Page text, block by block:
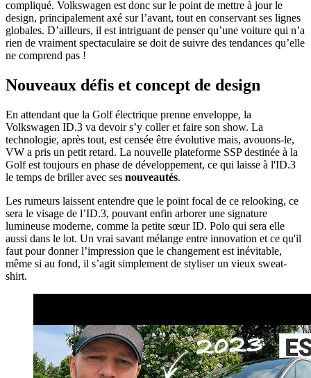
compliqué. Volkswagen est donc sur le point de mettre à jour le
design, principalement axé sur l’avant, tout en conservant ses lignes
globales. D’ailleurs, il est intriguant de penser qu’une voiture qui n’a
rien de vraiment spectaculaire se doit de suivre des tendances qu’elle
ne comprend pas !
Nouveaux défis et concept de design
En attendant que la Golf électrique prenne enveloppe, la
Volkswagen ID.3 va devoir s’y coller et faire son show. La
technologie, après tout, est censée être évolutive mais, avouons-le,
VW a pris un petit retard. La nouvelle plateforme SSP destinée à la
Golf est toujours en phase de développement, ce qui laisse à l'ID.3
le temps de briller avec ses nouveautés.
Les rumeurs laissent entendre que le point focal de ce relooking, ce
sera le visage de l’ID.3, pouvant enfin arborer une signature
lumineuse moderne, comme la petite sœur ID. Polo qui sera elle
aussi dans le lot. Un vrai savant mélange entre innovation et ce qu'il
faut pour donner l’impression que le changement est inévitable,
même si au fond, il s’agit simplement de styliser un vieux sweat-
shirt.